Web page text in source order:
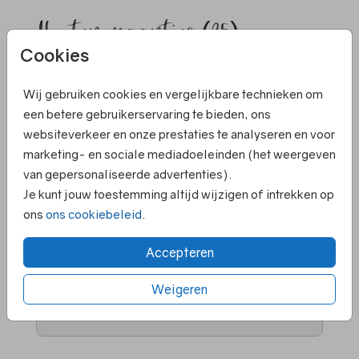
Cookies
Wij gebruiken cookies en vergelijkbare technieken om
een betere gebruikerservaring te bieden, ons
websiteverkeer en onze prestaties te analyseren en voor
marketing- en sociale mediadoeleinden (het weergeven
van gepersonaliseerde advertenties).
Je kunt jouw toestemming altijd wijzigen of intrekken op
ons ons cookiebeleid
Accepteren
Weigeren
Houten maantjes (25)
€ 6,50
Elk kaartje is om te zetten naar een ander
formaat
Ruime keuze in papiersoorten en kleuren
enveloppen
Voor 18.00 uur besteld ➝ gelijk in productie
Supersnelle levering